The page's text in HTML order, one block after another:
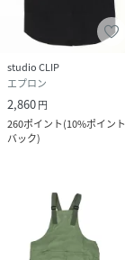
studio CLIP
エプロン
2,860円
260ポイント(10%ポイント
バック)